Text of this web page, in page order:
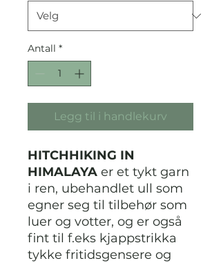
Antall *
Legg til i handlekurv
HITCHHIKING IN
HIMALAYA er et tykt garn
i ren, ubehandlet ull som
egner seg til tilbehør som
luer og votter, og er også
fint til f.eks kjappstrikka
tykke fritidsgensere og